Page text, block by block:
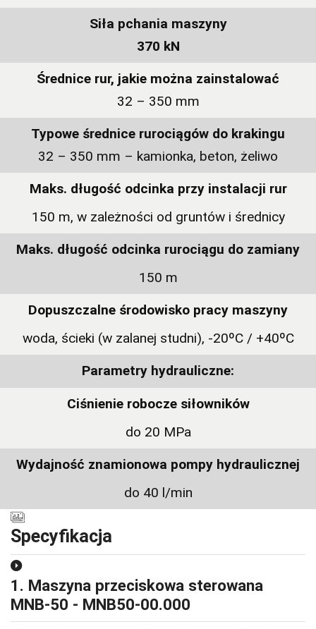
Siła pchania maszyny
370 kN
Średnice rur, jakie można zainstalować
32 – 350 mm
Typowe średnice rurociągów do krakingu
32 – 350 mm – kamionka, beton, żeliwo
Maks. długość odcinka przy instalacji rur
150 m, w zależności od gruntów i średnicy
Maks. długość odcinka rurociągu do zamiany
150 m
Dopuszczalne środowisko pracy maszyny
woda, ścieki (w zalanej studni), -20ºC / +40ºC
Parametry hydrauliczne:
Ciśnienie robocze siłowników
do 20 MPa
Wydajność znamionowa pompy hydraulicznej
do 40 l/min
Specyfikacja
1. Maszyna przeciskowa sterowana
MNB-50 - MNB50-00.000